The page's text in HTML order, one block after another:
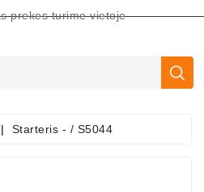
prekes turime vietoje
Starteris - / S5044